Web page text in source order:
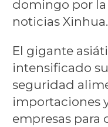
domingo por
noticias Xinhua.
El gigante
intensificado
seguridad
importaciones
empresas para